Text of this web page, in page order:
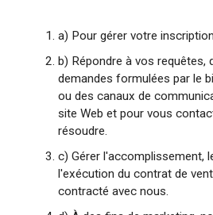
a) Pour gérer votre
b) Répondre à vos requêtes,
demandes formulées par le
ou des canaux de
site Web et pour vous
résoudre.
c) Gérer l'accomplissement,
l'exécution du contrat de
contracté avec nous.